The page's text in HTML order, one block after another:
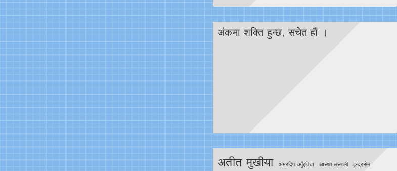
अंकमा शक्ति हुन्छ, सचेत हाैं ।
अतीत मुखीया अमरदिप क्युँइतिचा आस्था लस्पाली इन्द्रसेन